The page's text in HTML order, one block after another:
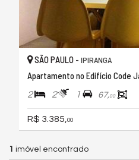
SÃO PAULO - IPIRANGA
Apartamento no Edifício Code
2 2 1 67,00
R$ 3.385, 00
1 imóvel encontrado